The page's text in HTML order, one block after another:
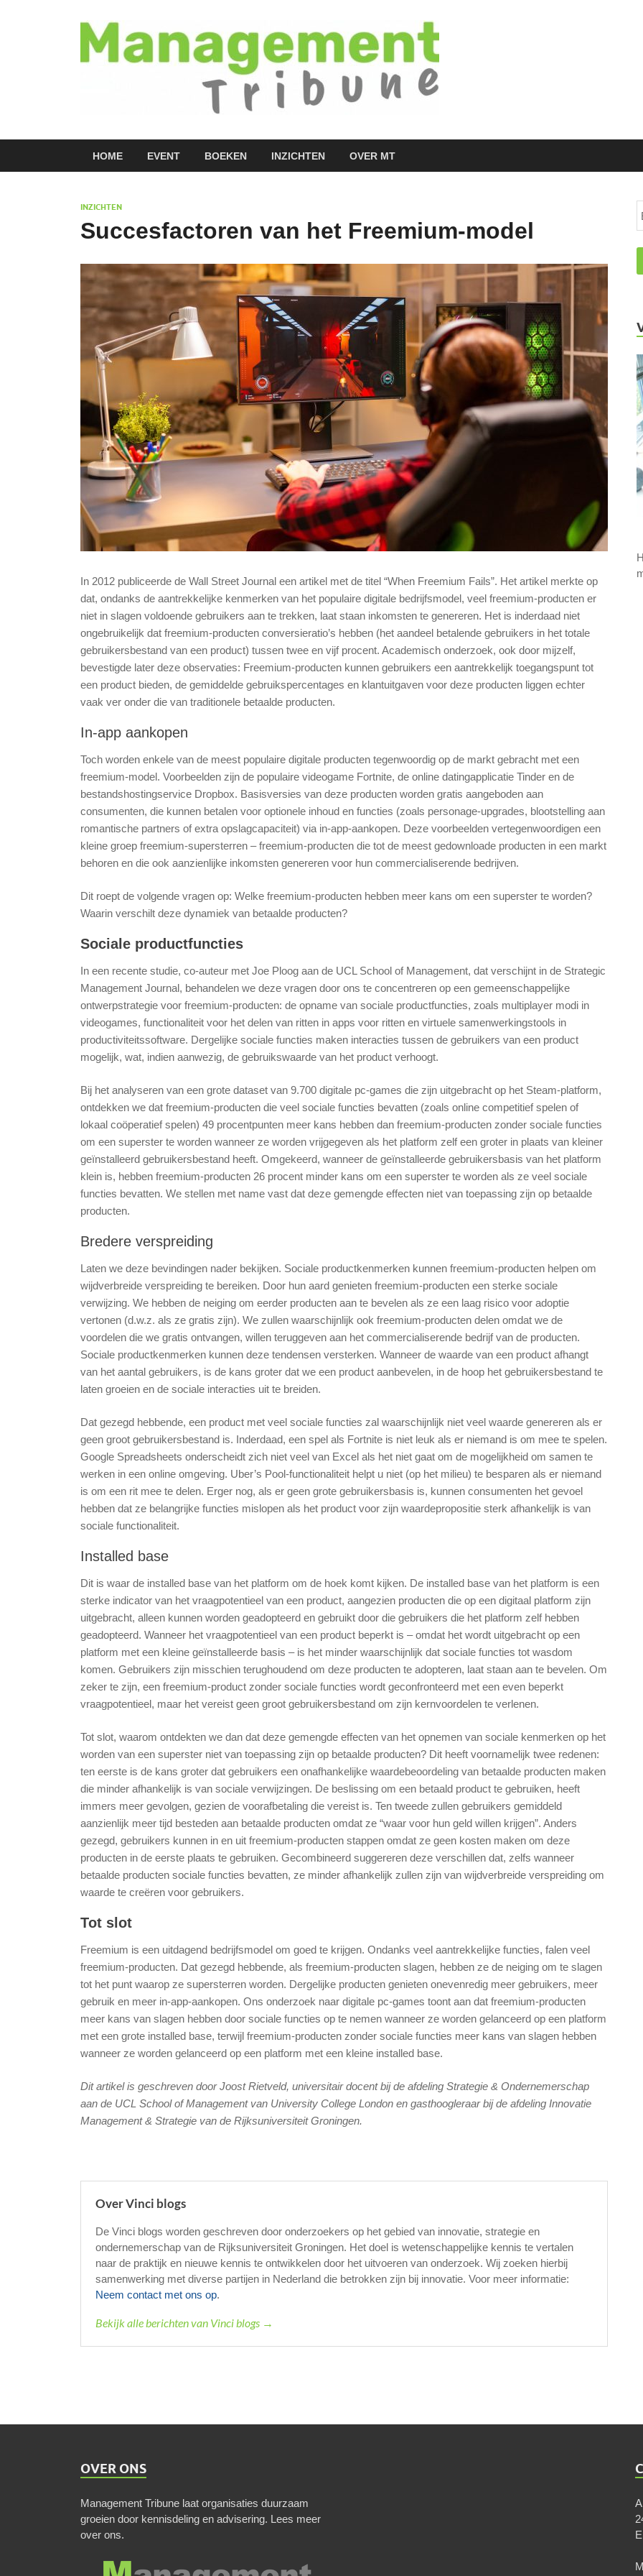
HOME EVENT BOEKEN INZICHTEN OVER MT
INZICHTEN
Succesfactoren van het Freemium-model
In 2012 publiceerde de Wall Street Journal een artikel met de titel “When Freemium Fails”. Het artikel merkte op
dat, ondanks de aantrekkelijke kenmerken van het populaire digitale bedrijfsmodel, veel freemium-producten er
niet in slagen voldoende gebruikers aan te trekken, laat staan ​​inkomsten te genereren. Het is inderdaad niet
ongebruikelijk dat freemium-producten conversieratio’s hebben (het aandeel betalende gebruikers in het totale
gebruikersbestand van een product) tussen twee en vijf procent. Academisch onderzoek, ook door mijzelf,
bevestigde later deze observaties: Freemium-producten kunnen gebruikers een aantrekkelijk toegangspunt tot
een product bieden, de gemiddelde gebruikspercentages en klantuitgaven voor deze producten liggen echter
vaak ver onder die van traditionele betaalde producten.
In-app aankopen
Toch worden enkele van de meest populaire digitale producten tegenwoordig op de markt gebracht met een
freemium-model. Voorbeelden zijn de populaire videogame Fortnite, de online datingapplicatie Tinder en de
bestandshostingservice Dropbox. Basisversies van deze producten worden gratis aangeboden aan
consumenten, die kunnen betalen voor optionele inhoud en functies (zoals personage-upgrades, blootstelling aan
romantische partners of extra opslagcapaciteit) via in-app-aankopen. Deze voorbeelden vertegenwoordigen een
kleine groep freemium-supersterren – freemium-producten die tot de meest gedownloade producten in een markt
behoren en die ook aanzienlijke inkomsten genereren voor hun commercialiserende bedrijven.
Dit roept de volgende vragen op: Welke freemium-producten hebben meer kans om een ​​superster te worden?
Waarin verschilt deze dynamiek van betaalde producten?
Sociale productfuncties
In een recente studie, co-auteur met Joe Ploog aan de UCL School of Management, dat verschijnt in de Strategic
Management Journal, behandelen we deze vragen door ons te concentreren op een gemeenschappelijke
ontwerpstrategie voor freemium-producten: de opname van sociale productfuncties, zoals multiplayer modi in
videogames, functionaliteit voor het delen van ritten in apps voor ritten en virtuele samenwerkingstools in
productiviteitssoftware. Dergelijke sociale functies maken interacties tussen de gebruikers van een product
mogelijk, wat, indien aanwezig, de gebruikswaarde van het product verhoogt.
Bij het analyseren van een grote dataset van 9.700 digitale pc-games die zijn uitgebracht op het Steam-platform,
ontdekken we dat freemium-producten die veel sociale functies bevatten (zoals online competitief spelen of
lokaal coöperatief spelen) 49 procentpunten meer kans hebben dan freemium-producten zonder sociale functies
om een superster te worden wanneer ze worden vrijgegeven als het platform zelf een groter in plaats van kleiner
geïnstalleerd gebruikersbestand heeft. Omgekeerd, wanneer de geïnstalleerde gebruikersbasis van het platform
klein is, hebben freemium-producten 26 procent minder kans om een ​​superster te worden als ze veel sociale
functies bevatten. We stellen met name vast dat deze gemengde effecten niet van toepassing zijn op betaalde
producten.
Bredere verspreiding
Laten we deze bevindingen nader bekijken. Sociale productkenmerken kunnen freemium-producten helpen om
wijdverbreide verspreiding te bereiken. Door hun aard genieten freemium-producten een sterke sociale
verwijzing. We hebben de neiging om eerder producten aan te bevelen als ze een laag risico voor adoptie
vertonen (d.w.z. als ze gratis zijn). We zullen waarschijnlijk ook freemium-producten delen omdat we de
voordelen die we gratis ontvangen, willen teruggeven aan het commercialiserende bedrijf van de producten.
Sociale productkenmerken kunnen deze tendensen versterken. Wanneer de waarde van een product afhangt
van het aantal gebruikers, is de kans groter dat we een product aanbevelen, in de hoop het gebruikersbestand te
laten groeien en de sociale interacties uit te breiden.
Dat gezegd hebbende, een product met veel sociale functies zal waarschijnlijk niet veel waarde genereren als er
geen groot gebruikersbestand is. Inderdaad, een spel als Fortnite is niet leuk als er niemand is om mee te spelen.
Google Spreadsheets onderscheidt zich niet veel van Excel als het niet gaat om de mogelijkheid om samen te
werken in een online omgeving. Uber’s Pool-functionaliteit helpt u niet (op het milieu) te besparen als er niemand
is om een ​​rit mee te delen. Erger nog, als er geen grote gebruikersbasis is, kunnen consumenten het gevoel
hebben dat ze belangrijke functies mislopen als het product voor zijn waardepropositie sterk afhankelijk is van
sociale functionaliteit.
Installed base
Dit is waar de installed base van het platform om de hoek komt kijken. De installed base van het platform is een
sterke indicator van het vraagpotentieel van een product, aangezien producten die op een digitaal platform zijn
uitgebracht, alleen kunnen worden geadopteerd en gebruikt door die gebruikers die het platform zelf hebben
geadopteerd. Wanneer het vraagpotentieel van een product beperkt is – omdat het wordt uitgebracht op een
platform met een kleine geïnstalleerde basis – is het minder waarschijnlijk dat sociale functies tot wasdom
komen. Gebruikers zijn misschien terughoudend om deze producten te adopteren, laat staan ​​aan te bevelen. Om
zeker te zijn, een freemium-product zonder sociale functies wordt geconfronteerd met een even beperkt
vraagpotentieel, maar het vereist geen groot gebruikersbestand om zijn kernvoordelen te verlenen.
Tot slot, waarom ontdekten we dan dat deze gemengde effecten van het opnemen van sociale kenmerken op het
worden van een superster niet van toepassing zijn op betaalde producten? Dit heeft voornamelijk twee redenen:
ten eerste is de kans groter dat gebruikers een onafhankelijke waardebeoordeling van betaalde producten maken
die minder afhankelijk is van sociale verwijzingen. De beslissing om een ​​betaald product te gebruiken, heeft
immers meer gevolgen, gezien de voorafbetaling die vereist is. Ten tweede zullen gebruikers gemiddeld
aanzienlijk meer tijd besteden aan betaalde producten omdat ze “waar voor hun geld willen krijgen”. Anders
gezegd, gebruikers kunnen in en uit freemium-producten stappen omdat ze geen kosten maken om deze
producten in de eerste plaats te gebruiken. Gecombineerd suggereren deze verschillen dat, zelfs wanneer
betaalde producten sociale functies bevatten, ze minder afhankelijk zullen zijn van wijdverbreide verspreiding om
waarde te creëren voor gebruikers.
Tot slot
Freemium is een uitdagend bedrijfsmodel om goed te krijgen. Ondanks veel aantrekkelijke functies, falen veel
freemium-producten. Dat gezegd hebbende, als freemium-producten slagen, hebben ze de neiging om te slagen
tot het punt waarop ze supersterren worden. Dergelijke producten genieten onevenredig meer gebruikers, meer
gebruik en meer in-app-aankopen. Ons onderzoek naar digitale pc-games toont aan dat freemium-producten
meer kans van slagen hebben door sociale functies op te nemen wanneer ze worden gelanceerd op een platform
met een grote installed base, terwijl freemium-producten zonder sociale functies meer kans van slagen hebben
wanneer ze worden gelanceerd op een platform met een kleine installed base.
Dit artikel is geschreven door Joost Rietveld, universitair docent bij de afdeling Strategie & Ondernemerschap
aan de UCL School of Management van University College London en gasthoogleraar bij de afdeling Innovatie
Management & Strategie van de Rijksuniversiteit Groningen.
Over Vinci blogs
De Vinci blogs worden geschreven door onderzoekers op het gebied van innovatie, strategie en
ondernemerschap van de Rijksuniversiteit Groningen. Het doel is wetenschappelijke kennis te vertalen
naar de praktijk en nieuwe kennis te ontwikkelen door het uitvoeren van onderzoek. Wij zoeken hierbij
samenwerking met diverse partijen in Nederland die betrokken zijn bij innovatie. Voor meer informatie:
Neem contact met ons op.
Bekijk alle berichten van Vinci blogs →
OVER ONS
Management Tribune laat organisaties duurzaam
groeien door kennisdeling en advisering. Lees meer
over ons.
E